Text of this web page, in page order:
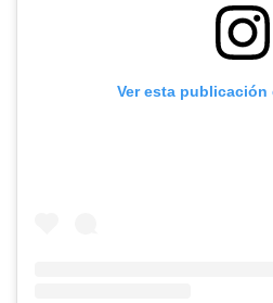
Ver esta publicación